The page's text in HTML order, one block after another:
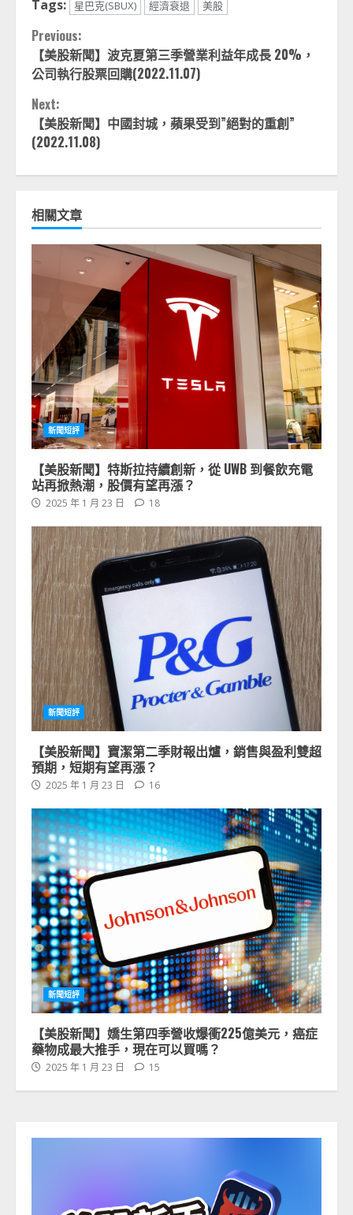
Tags: 星巴克(SBUX) 經濟衰退 美股
Continue
Reading
Previous:
【美股新聞】波克夏第三季營業利益年成長 20%，
公司執行股票回購(2022.11.07)
Next:
【美股新聞】中國封城，蘋果受到”絕對的重創”
(2022.11.08)
相關文章
新聞短評
【美股新聞】特斯拉持續創新，從 UWB 到餐飲充電
站再掀熱潮，股價有望再漲？
2025 年 1 月 23 日 18
新聞短評
【美股新聞】寶潔第二季財報出爐，銷售與盈利雙超
預期，短期有望再漲？
2025 年 1 月 23 日 16
新聞短評
【美股新聞】嬌生第四季營收爆衝225億美元，癌症
藥物成最大推手，現在可以買嗎？
2025 年 1 月 23 日 15